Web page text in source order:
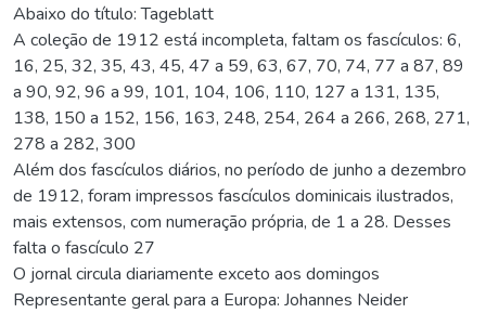
Abaixo do título: Tageblatt
A coleção de 1912 está incompleta, faltam os fascículos: 6,
16, 25, 32, 35, 43, 45, 47 a 59, 63, 67, 70, 74, 77 a 87, 89
a 90, 92, 96 a 99, 101, 104, 106, 110, 127 a 131, 135,
138, 150 a 152, 156, 163, 248, 254, 264 a 266, 268, 271,
278 a 282, 300
Além dos fascículos diários, no período de junho a dezembro
de 1912, foram impressos fascículos dominicais ilustrados,
mais extensos, com numeração própria, de 1 a 28. Desses
falta o fascículo 27
O jornal circula diariamente exceto aos domingos
Representante geral para a Europa: Johannes Neider